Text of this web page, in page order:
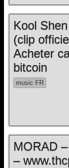
Kool
(clip
Acheter
bitcoin
music FR
MORAD
–